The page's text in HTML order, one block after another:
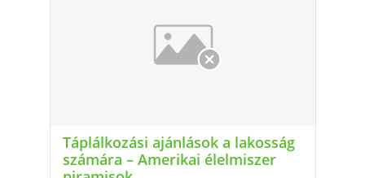
Táplálkozási ajánlások a lakosság
számára – Amerikai élelmiszer